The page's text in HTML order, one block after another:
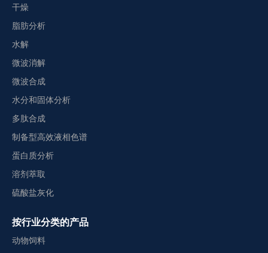
干燥
脂肪分析
水解
微波消解
微波合成
水分和固体分析
多肽合成
制备型高效液相色谱
蛋白质分析
溶剂萃取
硫酸盐灰化
按行业分类的产品
动物饲料